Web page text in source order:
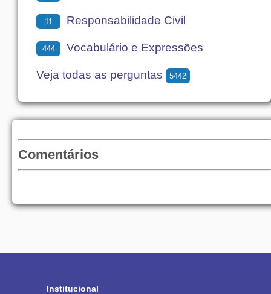
11 Responsabilidade Civil
444 Vocabulário e Expressões
Veja todas as perguntas 5442
Comentários
Institucional